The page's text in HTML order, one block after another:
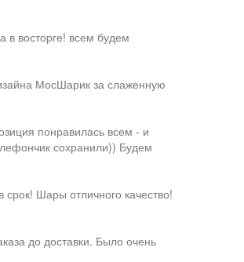
в восторге! всем будем
МосШарик за слаженную
понравилась всем - и
сохранили)) Будем
Шары отличного качество!
до доставки. Было очень